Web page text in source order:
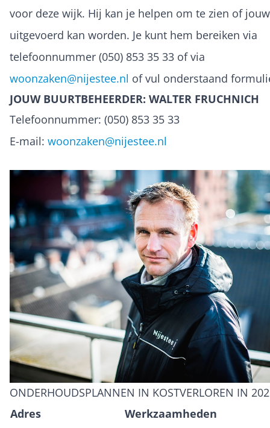
voor deze wijk. Hij kan je helpen om te zien of
uitgevoerd kan worden. Je kunt hem bereiken via
telefoonnummer (050) 853 35 33 of via
woonzaken@nijestee.nl of vul onderstaand
JOUW BUURTBEHEERDER: WALTER FRUCHNICH
Telefoonnummer: (050) 853 35 33
E-mail: woonzaken@nijestee.nl
ONDERHOUDSPLANNEN IN KOSTVERLOREN IN
Adres
Werkzaamheden